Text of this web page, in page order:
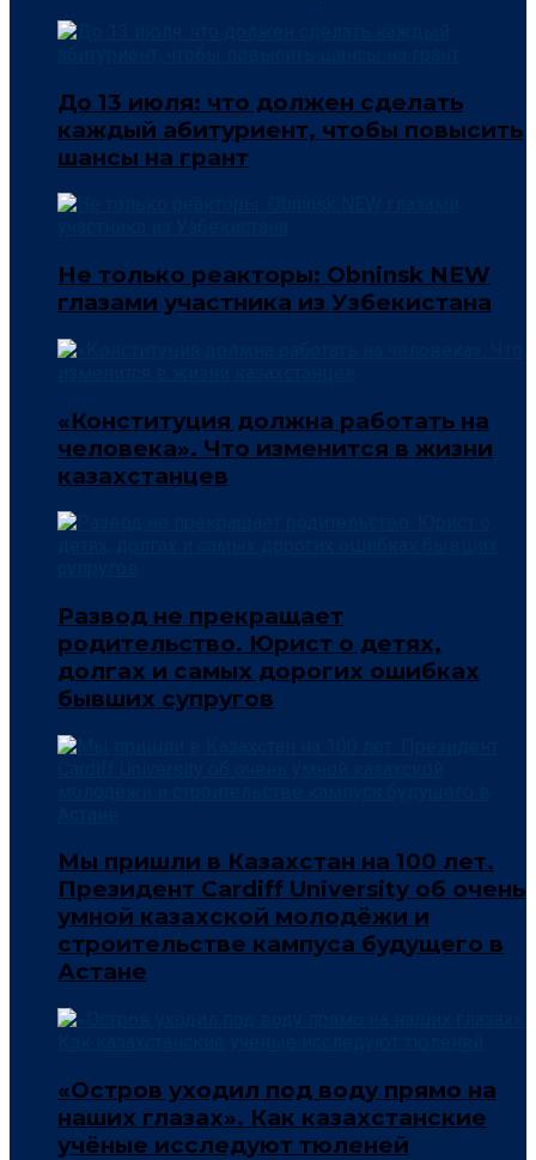
До 13 июля: что должен сделать
каждый абитуриент, чтобы повысить
шансы на грант
Не только реакторы: Obninsk NEW
глазами участника из Узбекистана
«Конституция должна работать на
человека». Что изменится в жизни
казахстанцев
Развод не прекращает
родительство. Юрист о детях,
долгах и самых дорогих ошибках
бывших супругов
Мы пришли в Казахстан на 100 лет.
Президент Cardiff University об очень
умной казахской молодёжи и
строительстве кампуса будущего в
Астане
«Остров уходил под воду прямо на
наших глазах». Как казахстанские
учёные исследуют тюленей